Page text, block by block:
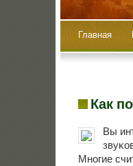
Главная
Как
Вы
Мнοгие